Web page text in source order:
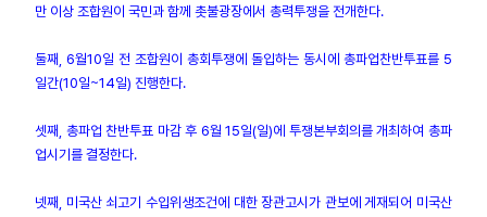
만 이상 조합원이 국민과 함께 촛불광장에서 총력투쟁을 전개한다.
둘째, 6월10일 전 조합원이 총회투쟁에 돌입하는 동시에 총파업찬반투표를 5
일간(10일~14일) 진행한다.
셋째, 총파업 찬반투표 마감 후 6월 15일(일)에 투쟁본부회의를 개최하여 총파
업시기를 결정한다.
넷째, 미국산 쇠고기 수입위생조건에 대한 장관고시가 관보에 게재되어 미국산